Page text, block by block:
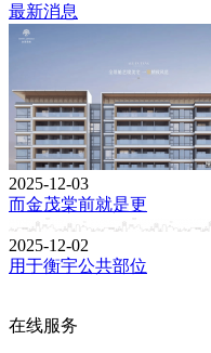
最新消息
2025-12-03
而金茂棠前就是更
2025-12-02
用于衡宇公共部位
在线服务